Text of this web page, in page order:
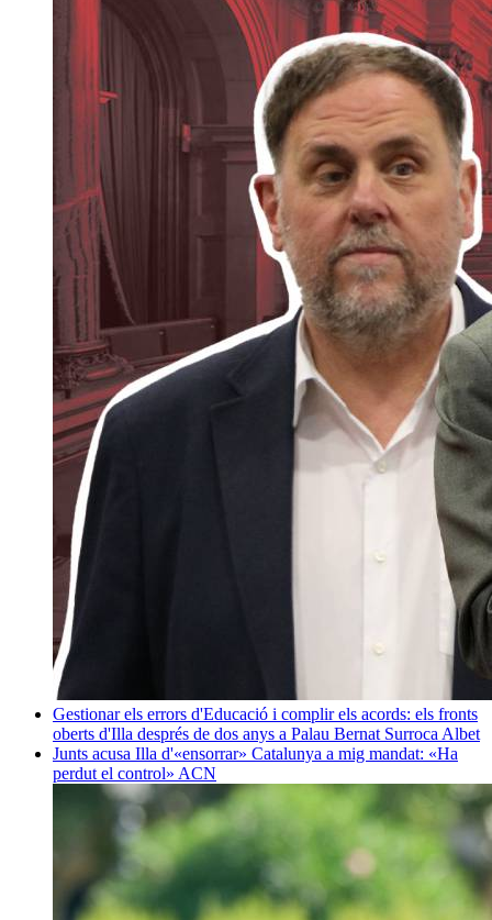
Gestionar els errors d'Educació i complir els acords: els fronts
oberts d'Illa després de dos anys a Palau Bernat Surroca Albet
Junts acusa Illa d'«ensorrar» Catalunya a mig mandat: «Ha
perdut el control» ACN